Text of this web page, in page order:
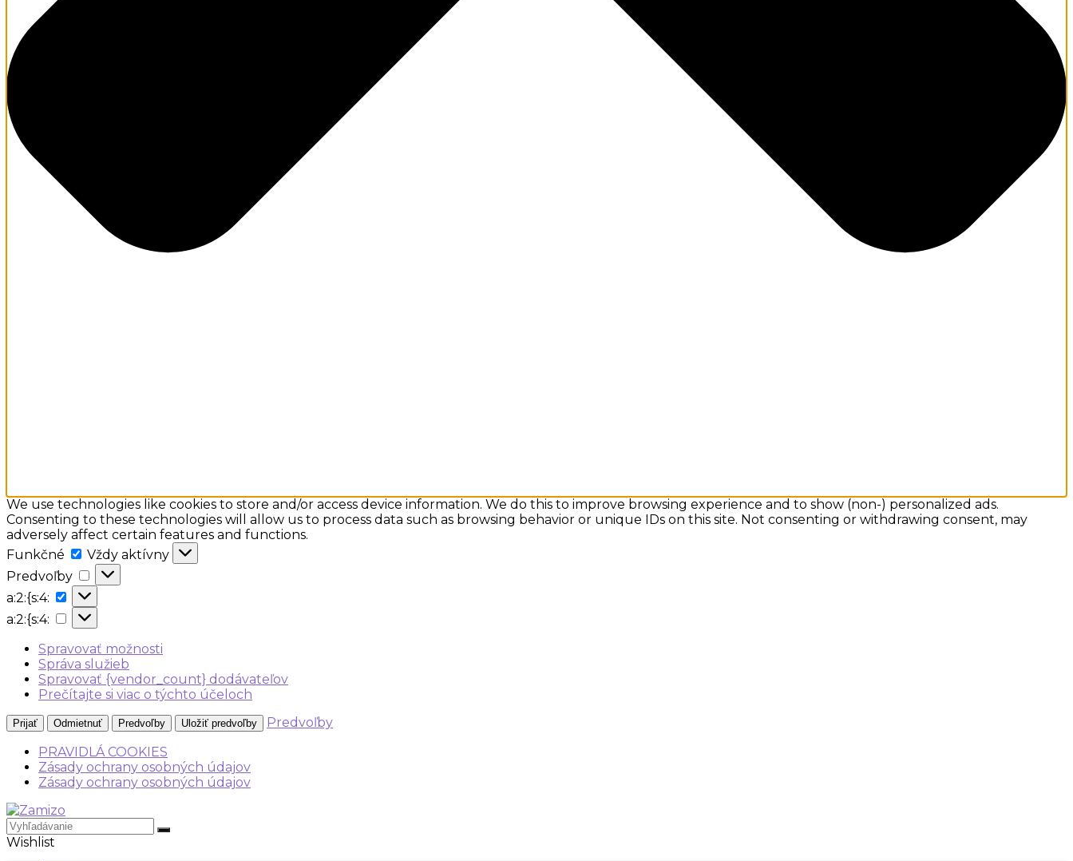
We use technologies like cookies to store and/or access device information. We do this to improve browsing experience and to show (non-) personalized ads.
Consenting to these technologies will allow us to process data such as browsing behavior or unique IDs on this site. Not consenting or withdrawing consent, may
adversely affect certain features and functions.
Funkčné
Funkčné
Vždy aktívny
Predvoľby
Predvoľby
a:2:{s:4:
a:2:
{s:4:
a:2:{s:4:
a:2:
{s:4:
Spravovať možnosti
Správa služieb
Spravovať {vendor_count} dodávateľov
Prečítajte si viac o týchto účeloch
Prijať Odmietnuť Predvoľby Uložiť predvoľby
Predvoľby
PRAVIDLÁ COOKIES
Zásady ochrany osobných údajov
Zásady ochrany osobných údajov
Wishlist